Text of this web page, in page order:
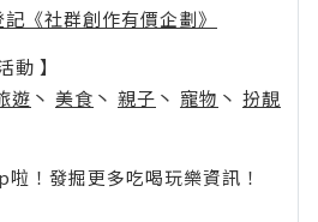
記《社群創作有價企劃》
動 】
遊 丶 美食 丶 親子 丶 寵物 丶 扮靚
！發掘更多吃喝玩樂資訊！